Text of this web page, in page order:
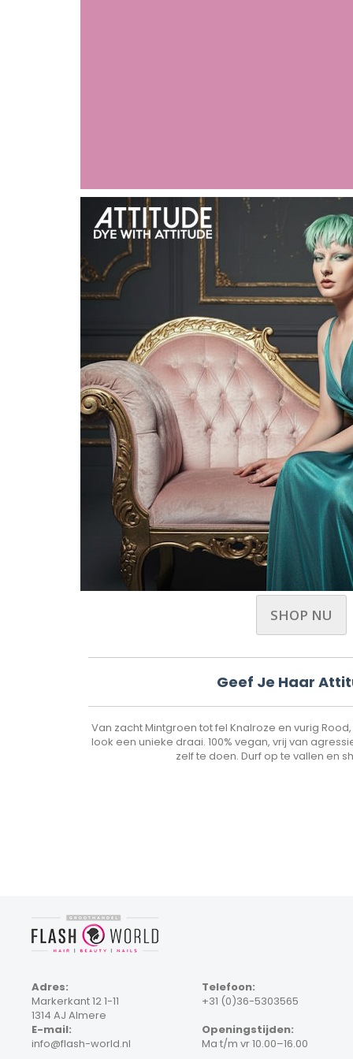
SHOP NU
Geef Je Haar
Van zacht Mintgroen tot fel Knalroze en vurig
look een unieke draai. 100% vegan, vrij van
zelf te doen. Durf op te vallen en
Adres:
Markerkant 12 1-11
1314 AJ Almere
Telefoon:
+31 (0)36-5303565
E-mail:
info@flash-world.nl
Openingstijden:
Ma t/m vr 10.00–16.00